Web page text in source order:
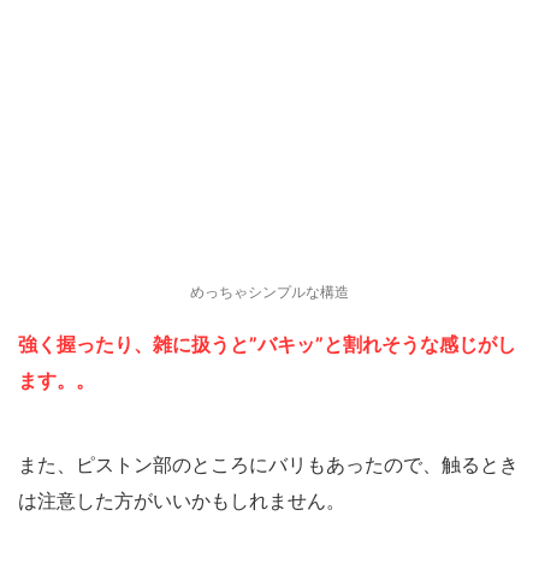
めっちゃシンプルな構造
強く握ったり、雑に扱うと”バキッ”と割れそうな感じがし
ます。。
また、ピストン部のところにバリもあったので、触るとき
は注意した方がいいかもしれません。